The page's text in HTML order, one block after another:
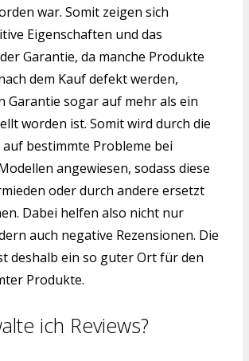
war. Somit zeigen sich
Eigenschaften und das
Garantie, da manche Produkte
dem Kauf defekt werden,
Garantie sogar auf mehr als ein
worden ist. Somit wird durch die
auf bestimmte Probleme bei
angewiesen, sodass diese
oder durch andere ersetzt
Dabei helfen also nicht nur
auch negative Rezensionen. Die
deshalb ein so guter Ort für den
Produkte.
ich Reviews?